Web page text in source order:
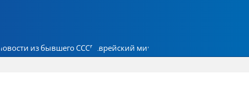
Новости из бывшего СССР Еврейский мир